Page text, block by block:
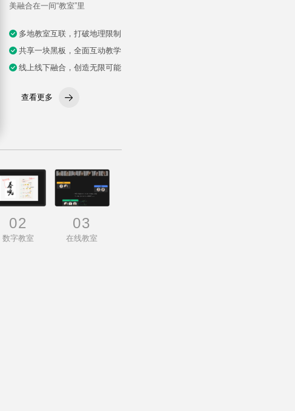
美融合在一间“教室”里
多地教室互联，打破地理限制
共享一块黑板，全面互动教学
线上线下融合，创造无限可能
查看更多
02
数字教室
03
在线教室